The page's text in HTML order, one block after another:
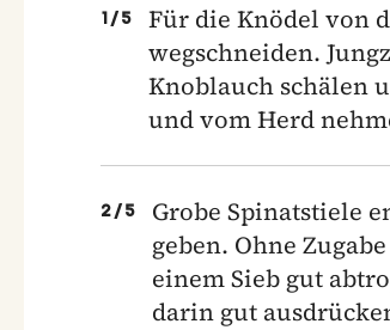
1/5
Für die Knödel von
wegschneiden.
Knoblauch schälen
und vom Herd
2/5
Grobe Spinatstiele
geben. Ohne
einem Sieb gut
darin gut